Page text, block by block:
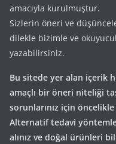
amacıyla kurulmuştur.
Sizlerin öneri ve
dilekle bizimle ve
yazabilirsiniz.
Bu sitede yer alan içerik
amaçlı bir öneri niteliği
sorunlarınız için
Alternatif tedavi
alınız ve doğal ürünleri